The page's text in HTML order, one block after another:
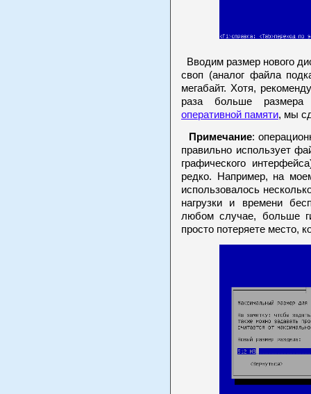
Вводим размер нового
своп (аналог файла
мегабайт. Хотя,
раза больше размера
оперативной памяти, мы
Примечание:
правильно использует
графического
редко. Например, на
использовалось
нагрузки и времени
любом случае, больше
просто потеряете место,